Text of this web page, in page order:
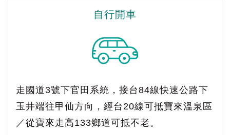
自行開車
走國道3號下官田系統，接台84線快速公路下
玉井端往甲仙方向，經台20線可抵寶來溫泉區
／從寶來走高133鄉道可抵不老。